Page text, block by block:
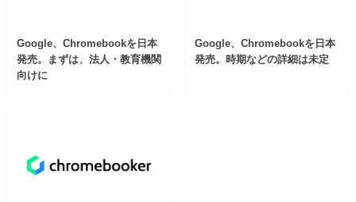
Google、Chromebookを日本
発売。まずは、法人・教育機関
向けに
Google、Chromebookを日本
発売。時期などの詳細は未定